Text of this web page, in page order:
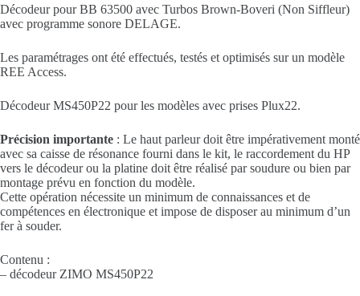
Décodeur pour BB 63500 avec Turbos Brown-Boveri (Non Siffleur)
avec programme sonore DELAGE.
Les paramétrages ont été effectués, testés et optimisés sur un modèle
REE Access.
Décodeur MS450P22 pour les modèles avec prises Plux22.
Précision importante : Le haut parleur doit être impérativement monté
avec sa caisse de résonance fourni dans le kit, le raccordement du HP
vers le décodeur ou la platine doit être réalisé par soudure ou bien par
montage prévu en fonction du modèle.
Cette opération nécessite un minimum de connaissances et de
compétences en électronique et impose de disposer au minimum d’un
fer à souder.
Contenu :
– décodeur ZIMO MS450P22